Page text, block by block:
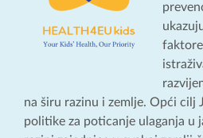
na širu razinu i zemlje. Opći cilj
politike za poticanje ulaganja u